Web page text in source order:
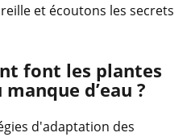
et écoutons les secrets
t font les plantes
d’eau ?
d'adaptation des